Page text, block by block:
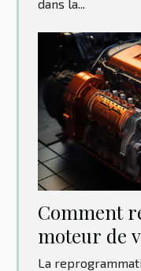
dans la...
Comment
moteur de
La